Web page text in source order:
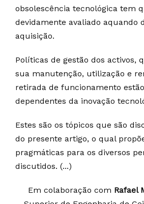
obsolescência tecnológica tem
devidamente avaliado aquando
aquisição.
Políticas de gestão dos activos,
sua manutenção, utilização e
retirada de funcionamento
dependentes da inovação
Estes são os tópicos que são
do presente artigo, o qual
pragmáticas para os diversos
discutidos. (...)
Em colaboração com Rafael